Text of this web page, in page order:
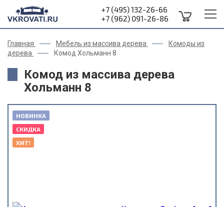
+7 (495) 132-26-66
+7 (962) 091-26-86
Главная Мебель из массива дерева
Комоды из
дерева
Комод Хольманн 8
Комод из массива дерева
Хольманн 8
НОВИНКА
СКИДКА
ХИТ!